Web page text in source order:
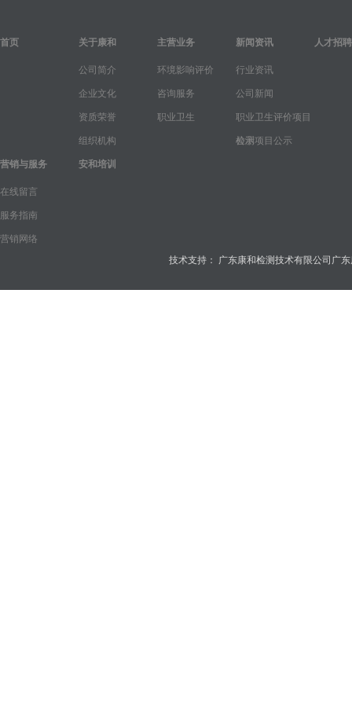
首页 关于康和
公司简介
企业文化
资质荣誉
组织机构
主营业务
环境影响评价
咨询服务
职业卫生
新闻资讯
行业资讯
公司新闻
职业卫生评价项目
公示
检测项目公示
人才招聘
营销与服务
在线留言
服务指南
营销网络
安和培训
技术支持： 广东康和检测技术有限公司 广